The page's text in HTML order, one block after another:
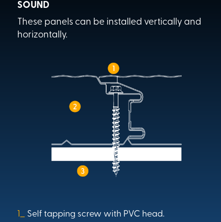
SOUND
These panels can be installed vertically and
horizontally.
1_
Self tapping screw with PVC head.